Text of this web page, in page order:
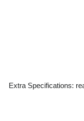
Extra Specifications: